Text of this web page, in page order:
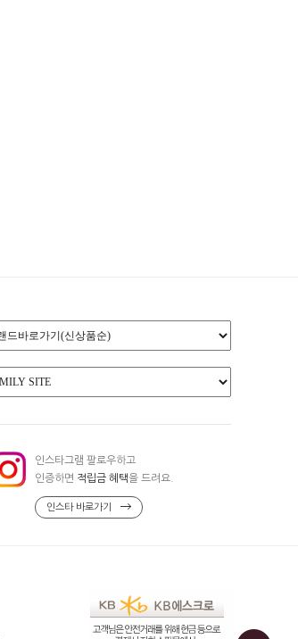
인스타그램 팔로우하고
인증하면 적립금 혜택을 드려요.
인스타 바로가기